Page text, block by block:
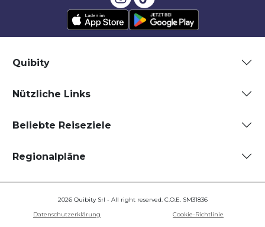
Quibity
Nützliche Links
Beliebte Reiseziele
Regionalpläne
2026 Quibity Srl - All right reserved. C.O.E. SM31836
Datenschutzerklärung
Cookie-Richtlinie